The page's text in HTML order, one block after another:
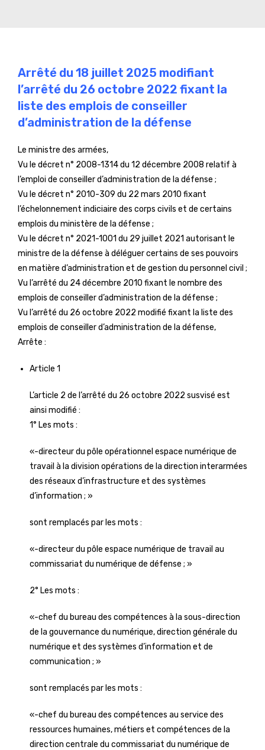
Arrêté du 18 juillet 2025 modifiant
l’arrêté du 26 octobre 2022 fixant la
liste des emplois de conseiller
d’administration de la défense
Le ministre des armées,
Vu le décret n° 2008-1314 du 12 décembre 2008 relatif à
l’emploi de conseiller d’administration de la défense ;
Vu le décret n° 2010-309 du 22 mars 2010 fixant
l’échelonnement indiciaire des corps civils et de certains
emplois du ministère de la défense ;
Vu le décret n° 2021-1001 du 29 juillet 2021 autorisant le
ministre de la défense à déléguer certains de ses pouvoirs
en matière d’administration et de gestion du personnel civil ;
Vu l’arrêté du 24 décembre 2010 fixant le nombre des
emplois de conseiller d’administration de la défense ;
Vu l’arrêté du 26 octobre 2022 modifié fixant la liste des
emplois de conseiller d’administration de la défense,
Arrête :
Article 1
L’article 2 de l’arrêté du 26 octobre 2022 susvisé est
ainsi modifié :
1° Les mots :
«-directeur du pôle opérationnel espace numérique de
travail à la division opérations de la direction interarmées
des réseaux d’infrastructure et des systèmes
d’information ; »
sont remplacés par les mots :
«-directeur du pôle espace numérique de travail au
commissariat du numérique de défense ; »
2° Les mots :
«-chef du bureau des compétences à la sous-direction
de la gouvernance du numérique, direction générale du
numérique et des systèmes d’information et de
communication ; »
sont remplacés par les mots :
«-chef du bureau des compétences au service des
ressources humaines, métiers et compétences de la
direction centrale du commissariat du numérique de